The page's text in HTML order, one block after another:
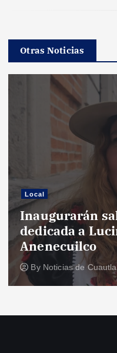
Otras Noticias
Local
Inaugurarán
dedicada a
Anenecuilco
By Noticias de Cuautla